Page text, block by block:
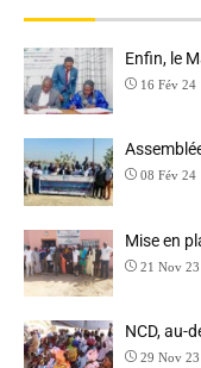
Enfin, le
16 Fév 24
08 Fév 24
Mise en
21 Nov 23
NCD, au-
29 Nov 23